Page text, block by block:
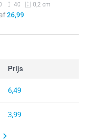
40 0,2 cm
26,99
Prijs
6,49
3,99